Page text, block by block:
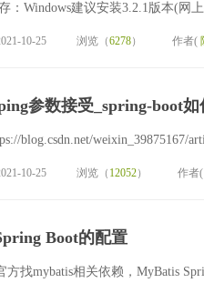
：Windows建议安装3.2.1版本(网
10-25 浏览（6278） 作者(
参数接受_spring-boot
blog.csdn.net/weixin_39875167/
10-25 浏览（ 12052） 作者(
Boot的配置
方找mybatis相关依赖，MyBatis